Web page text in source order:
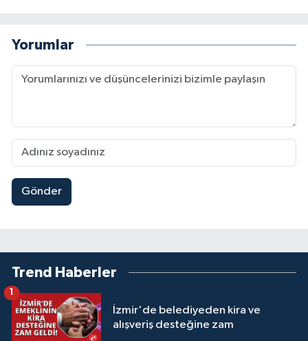
Yorumlar
Gönder
Trend Haberler
İzmir'de belediyeden kira ve
alışveriş desteğine zam
1